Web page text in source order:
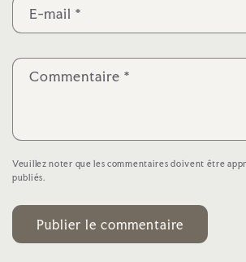
E-mail *
Commentaire *
Veuillez noter que les commentaires doivent être
publiés.